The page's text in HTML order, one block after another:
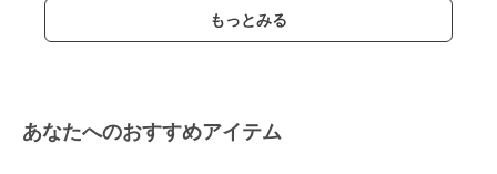
もっとみる
あなたへのおすすめアイテム